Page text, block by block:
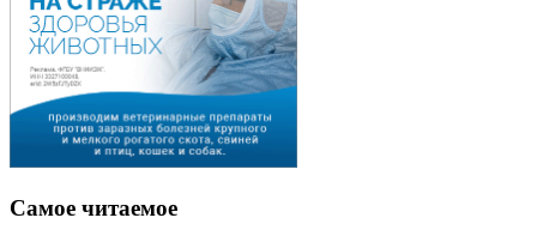
Самое читаемое